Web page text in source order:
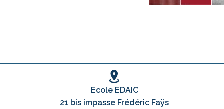
Ecole EDAIC
21 bis impasse Frédéric Faÿs